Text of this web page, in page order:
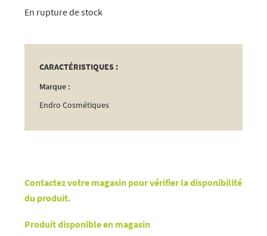
Contactez votre magasin pour vérifier la disponibilité
du produit.
Produit disponible en magasin
rupture de stock
CARACTÉRISTIQUES :
Marque :
Endro Cosmétiques